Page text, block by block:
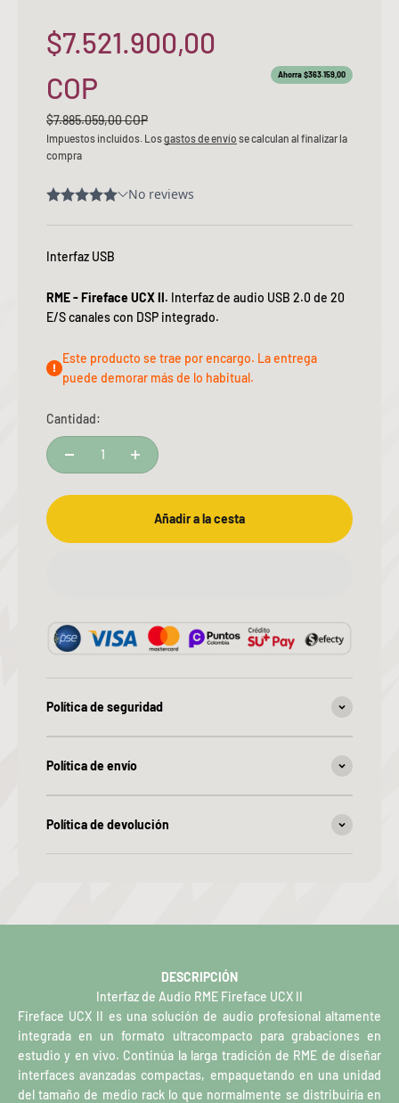
Precio de oferta
$7.521.900,00
COP
Precio normal
$7.885.059,00 COP
Ahorra $363.159,00
Impuestos incluidos. Losgastos de envío se calculan al finalizar la
compra
Interfaz USB
RME - Fireface UCX II. Interfaz de audio USB 2.0 de 20
E/S canales con DSP integrado.
Este producto se trae por encargo. La entrega
puede demorar más de lo habitual.
Cantidad:
Añadir a la cesta
Política de seguridad
Política de envío
Política de devolución
DESCRIPCIÓN
Interfaz de Audio RME Fireface UCX II
Fireface UCX II es una solución de audio profesional altamente
integrada en un formato ultracompacto para grabaciones en
estudio y en vivo. Continúa la larga tradición de RME de diseñar
interfaces avanzadas compactas, empaquetando en una unidad
del tamaño de medio rack lo que normalmente se distribuiría en